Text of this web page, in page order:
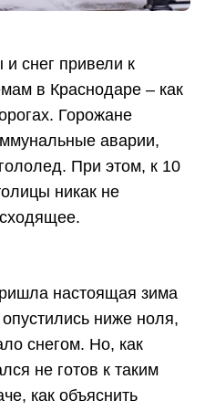
снег привели к
в Краснодаре – как
Горожане
аварии,
При этом, к 10
никак не
настоящая зима
ниже ноля,
снегом. Но, как
не готов к таким
как объяснить